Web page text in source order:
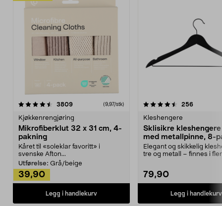
3809anmeldelser(9,97/stk)
Kjøkkenrengjøring
Mikrofiberklut 32 x 31 cm, 4-
pakning
Kåret til «soleklar favoritt» i
svenske Afton...
Utførelse: Grå/beige
39,90
Legg i handlekurv
4.5av 5 stjerner 256
Kleshengere
Sklisikre
med metallpinne, 8-
Elegant og skikkelig
tre og metall – finnes i
79,90
Legg i handlekurv
4.5av 5 stjerner